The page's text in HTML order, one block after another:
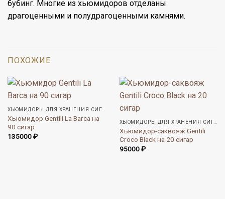
бубинг. Многие из хьюмидоров отделаны
драгоценными и полудрагоценными камнями.
ПОХОЖИЕ
ХЬЮМИДОРЫ ДЛЯ ХРАНЕНИЯ СИГАР
Хьюмидор Gentili La Barca на
90 сигар
135000₽
ХЬЮМИДОРЫ ДЛЯ ХРАНЕНИЯ СИГАР
Хьюмидор-саквояж Gentili
Croco Black на 20 сигар
95000₽